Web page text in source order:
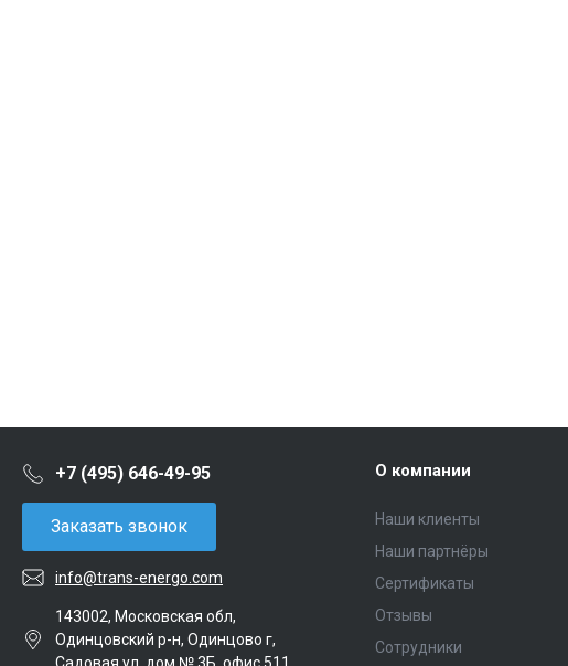
+7 (495) 646-49-95
Заказать звонок
info@trans-energo.com
143002, Московская обл,
Одинцовский р-н, Одинцово г,
Садовая ул, дом № 3Б, офис 511
О компании
Наши клиенты
Наши партнёры
Сертификаты
Отзывы
Сотрудники